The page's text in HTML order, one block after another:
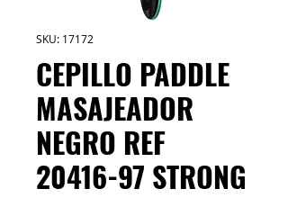
SKU: 17172
CEPILLO PADDLE
MASAJEADOR
NEGRO REF
20416-97 STRONG